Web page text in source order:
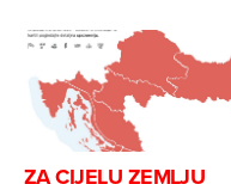
ZA CIJELU ZEMLJU